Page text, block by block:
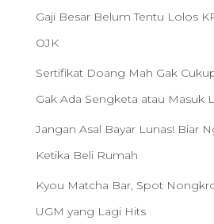
Gaji Besar Belum Tentu Lolos
OJK
Sertifikat Doang Mah Gak
Gak Ada Sengketa atau Masuk
Jangan Asal Bayar Lunas! Biar
Ketika Beli Rumah
Kyou Matcha Bar, Spot
UGM yang Lagi Hits